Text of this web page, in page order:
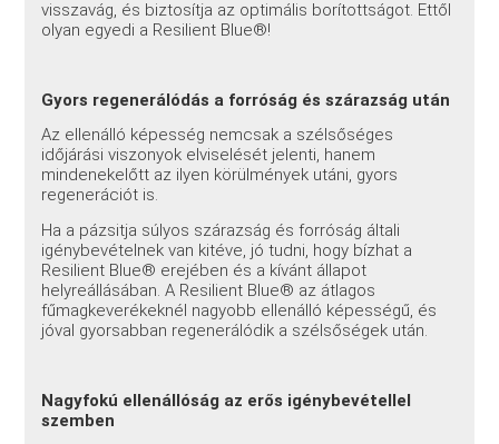
visszavág, és biztosítja az optimális borítottságot. Ettől
olyan egyedi a Resilient Blue®!
Gyors regenerálódás a forróság és szárazság után
Az ellenálló képesség nemcsak a szélsőséges
időjárási viszonyok elviselését jelenti, hanem
mindenekelőtt az ilyen körülmények utáni, gyors
regenerációt is.
Ha a pázsitja súlyos szárazság és forróság általi
igénybevételnek van kitéve, jó tudni, hogy bízhat a
Resilient Blue® erejében és a kívánt állapot
helyreállásában. A Resilient Blue® az átlagos
fűmagkeverékeknél nagyobb ellenálló képességű, és
jóval gyorsabban regenerálódik a szélsőségek után.
Nagyfokú ellenállóság az erős igénybevétellel
szemben